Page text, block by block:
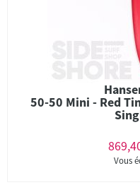
50-50 Mini - Red
Vous